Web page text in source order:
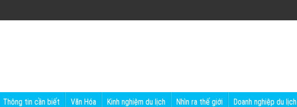
Thông tin cần biết Văn Hóa Kinh nghiệm du lịch Nhìn ra thế giới Doanh nghiệp du lịch